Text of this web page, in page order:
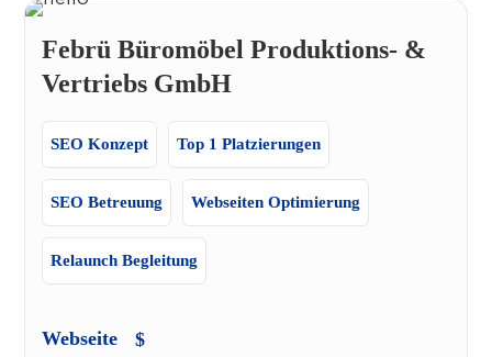
Febrü Büromöbel Produktions- &
Vertriebs GmbH
SEO Konzept Top 1 Platzierungen
SEO Betreuung Webseiten Optimierung
Relaunch Begleitung
Webseite